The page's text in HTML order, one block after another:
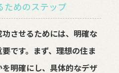
ためのステップ
させるためには、明確な
です。まず、理想の住ま
明確にし、具体的なデザ